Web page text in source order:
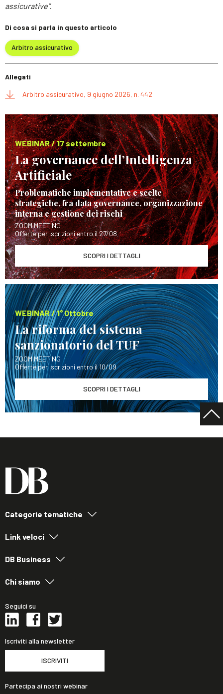
assicurative”.
Di cosa si parla in questo articolo
Arbitro assicurativo
Allegati
Arbitro assicurativo, 9 giugno 2026, n. 442
WEBINAR / 17 settembre
La governance dell’Intelligenza
Artificiale
Problematiche implementative e scelte
strategiche, fra data governance, organizzazione
interna e gestione dei rischi
ZOOM MEETING
Offerte per iscrizioni entro il 27/08
SCOPRI I DETTAGLI
WEBINAR / 1° Ottobre
La riforma del sistema
sanzionatorio del TUF
ZOOM MEETING
Offerte per iscrizioni entro il 10/09
SCOPRI I DETTAGLI
Categorie tematiche
Link veloci
DB Business
Chi siamo
Seguici su
Iscriviti alla newsletter
ISCRIVITI
Partecipa ai nostri webinar